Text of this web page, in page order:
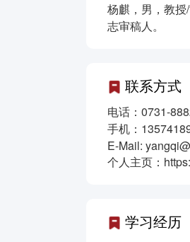
杨麒， 男，教
志审稿人。
联系方式
电话：0731-
手机：
E-Mail:
个人主页：
学习经历